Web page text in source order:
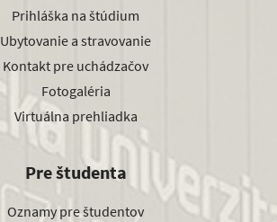
Prihláška na štúdium
Ubytovanie a stravovanie
Kontakt pre uchádzačov
Fotogaléria
Virtuálna prehliadka
Pre študenta
Oznamy pre študentov